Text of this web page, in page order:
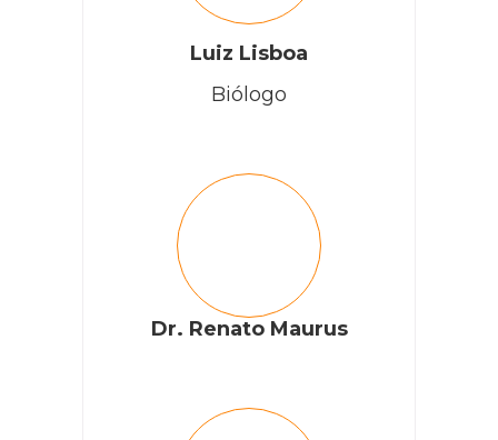
Luiz Lisboa
Biólogo
Dr. Renato Maurus